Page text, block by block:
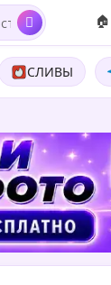
СЛИВЫ